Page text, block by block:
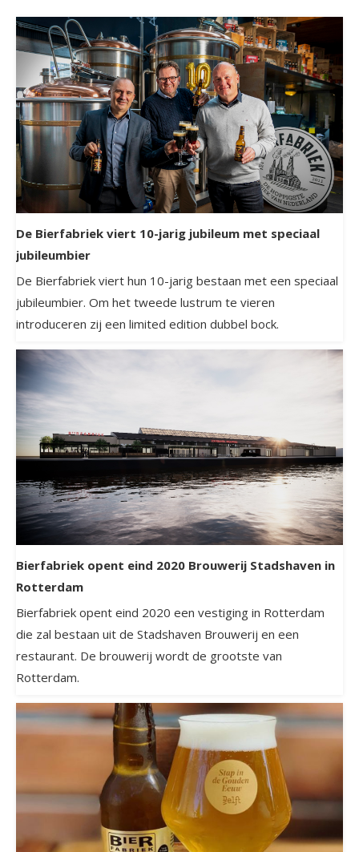
De Bierfabriek viert 10-jarig jubileum met speciaal
jubileumbier
De Bierfabriek viert hun 10-jarig bestaan met een speciaal
jubileumbier. Om het tweede lustrum te vieren
introduceren zij een limited edition dubbel bock.
Bierfabriek opent eind 2020 Brouwerij Stadshaven in
Rotterdam
Bierfabriek opent eind 2020 een vestiging in Rotterdam
die zal bestaan uit de Stadshaven Brouwerij en een
restaurant. De brouwerij wordt de grootste van
Rotterdam.